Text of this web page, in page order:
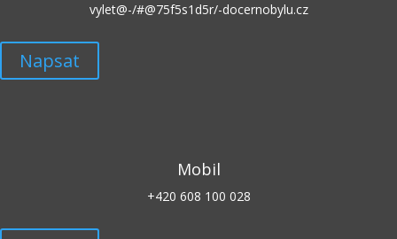
vylet@-/#@75f5s1d5r/-docernobylu.cz
Napsat
Mobil
+420 608 100 028